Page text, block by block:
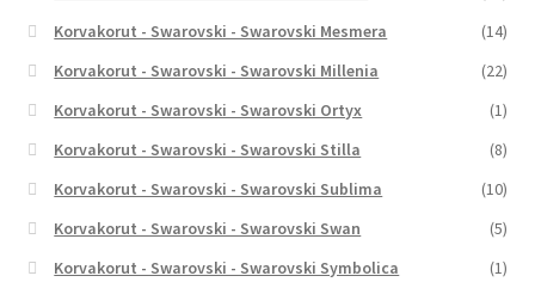
Korvakorut - Swarovski - Swarovski Mesmera
(14)
Korvakorut - Swarovski - Swarovski Millenia
(22)
Korvakorut - Swarovski - Swarovski Ortyx
(1)
Korvakorut - Swarovski - Swarovski Stilla
(8)
Korvakorut - Swarovski - Swarovski Sublima
(10)
Korvakorut - Swarovski - Swarovski Swan
(5)
Korvakorut - Swarovski - Swarovski Symbolica
(1)